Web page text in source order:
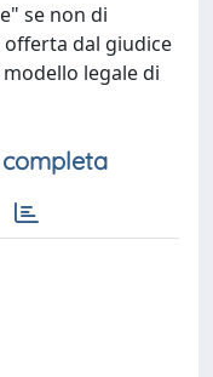
se non di
dal giudice
legale di